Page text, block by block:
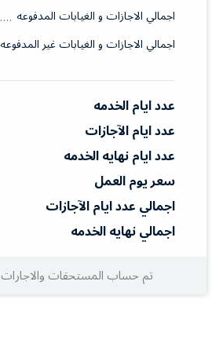
اجمالي الاجازات و الغيابات المدفوعه
اجمالي الاجازات و الغيابات غير المدفوعه
عدد ايام الخدمه
عدد ايام الآجازات
عدد ايام نهايه الخدمه
سعر يوم العمل
اجمالي عدد ايام الآجازات
اجمالي نهايه الخدمه
تم حساب المستحقات